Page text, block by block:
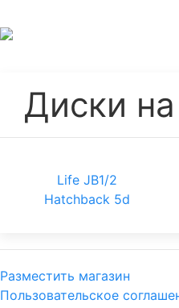
Диски
Life JB1/2
Hatchback 5d
Разместить магазин
Пользовательское